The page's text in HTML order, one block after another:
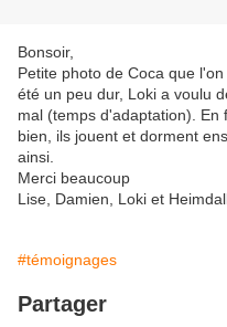
Bonsoir,
Petite photo de Coca que
été un peu dur, Loki a voulu
mal (temps d'adaptation).
bien, ils jouent et dorment
ainsi.
Merci beaucoup
Lise, Damien, Loki et
#témoignages
Partager